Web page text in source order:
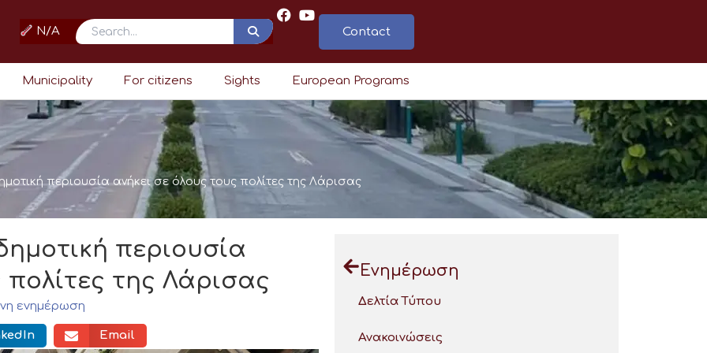
N/A Search Contact
Municipality For citizens Sights European Programs
περιουσία ανήκει σε όλους τους πολίτες της Λάρισας
περιουσία
της Λάρισας
ενημέρωση
Email
Ενημέρωση
Δελτία Τύπου
Ανακοινώσεις